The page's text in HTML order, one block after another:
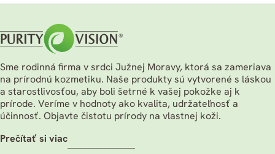
Sme rodinná firma v srdci Južnej Moravy, ktorá sa zameriava
na prírodnú kozmetiku. Naše produkty sú vytvorené s láskou
a starostlivosťou, aby boli šetrné k vašej pokožke aj k
prírode. Veríme v hodnoty ako kvalita, udržateľnosť a
účinnosť. Objavte čistotu prírody na vlastnej koži.
prečítať si viac